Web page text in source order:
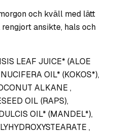
och kväll med lätt
ansikte, hals och
LEAF JUICE* (ALOE
OIL* (KOKOS*),
ALKANE ,
OIL (RAPS),
OIL* (MANDEL*),
,